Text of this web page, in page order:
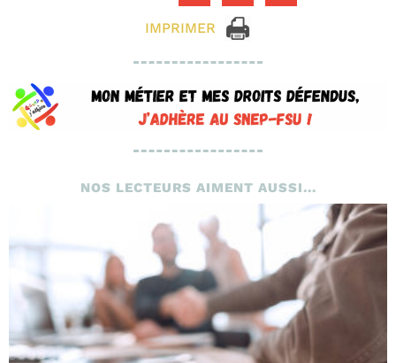
IMPRIMER
NOS LECTEURS AIMENT AUSSI...